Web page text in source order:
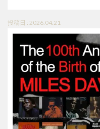
投稿日 : 2026.04.21